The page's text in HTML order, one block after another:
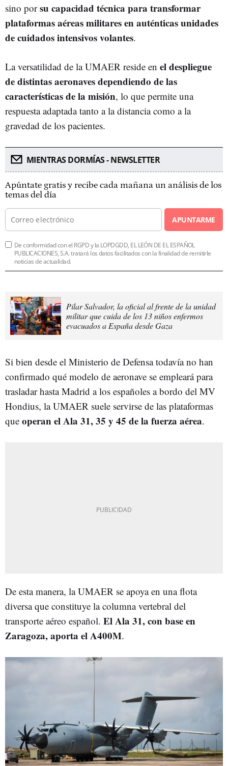
sino porsu capacidad técnica para transformar
plataformas aéreas militares en auténticas unidades
de cuidados intensivos volantes.
La versatilidad de la UMAER reside en el despliegue
de distintas aeronaves dependiendo de las
características de la misión, lo que permite una
respuesta adaptada tanto a la distancia como a la
gravedad de los pacientes.
MIENTRAS DORMÍAS - NEWSLETTER
Apúntate gratis y recibe cada mañana un análisis de los
temas del día
APUNTARME
De conformidad con el RGPD y la LOPDGDD, EL LEÓN DE EL ESPAÑOL
PUBLICACIONES, S.A. tratará los datos facilitados con la finalidad de remitirle
noticias de actualidad.
Pilar Salvador, la oficial al frente de la unidad
militar que cuida de los 13 niños enfermos
evacuados a España desde Gaza
Si bien desde el Ministerio de Defensa todavía no han
confirmado qué modelo de aeronave se empleará para
trasladar hasta Madrid a los españoles a bordo del MV
Hondius, la UMAER suele servirse de las plataformas
que operan el Ala 31, 35 y 45 de la fuerza aérea.
De esta manera, la UMAER se apoya en una flota
diversa que constituye la columna vertebral del
transporte aéreo español. El Ala 31, con base en
Zaragoza, aporta el A400M.